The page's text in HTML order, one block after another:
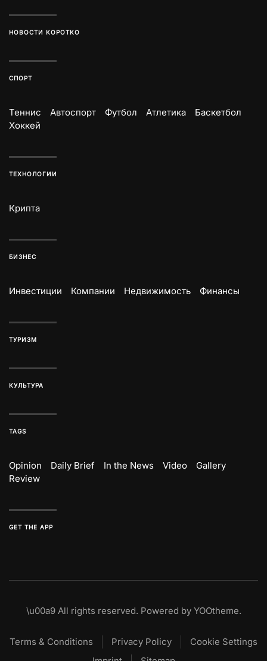
НОВОСТИ КОРОТКО
СПОРТ
Теннис Автоспорт Футбол Атлетика
Баскетбол
Хоккей
ТЕХНОЛОГИИ
Крипта
БИЗНЕС
Инвестиции Компании Недвижимость Финансы
ТУРИЗМ
КУЛЬТУРА
TAGS
Opinion Daily Brief In the News Video
Gallery
Review
GET THE APP
\u00a9 All rights reserved. Powered by YOOtheme.
Terms & Conditions Privacy Policy
Cookie Settings